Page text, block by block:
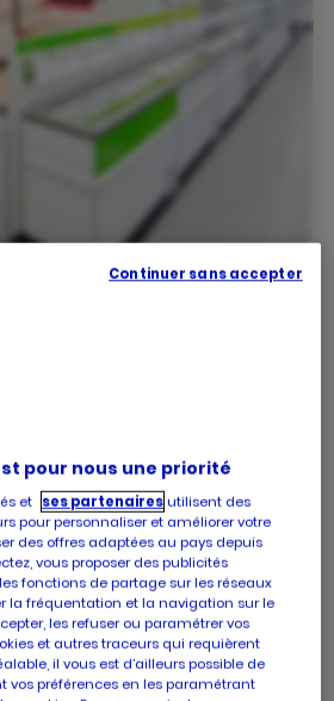
94numéro
de
téléphone
magasin PICARD
09:00- 13:00
14:00-19:30
09:00-13:00
14:00-19:30
09:00-13:00
pour nous une priorité
et ses partenairesutilisent des
pour personnaliser et améliorer votre
des offres adaptées au pays depuis
vous proposer des publicités
fonctions de partage sur les réseaux
la fréquentation et la navigation sur le
les refuser ou paramétrer vos
et autres traceurs qui requièrent
il vous est d’ailleurs possible de
préférences en les paramétrant
Continuer sans accepter